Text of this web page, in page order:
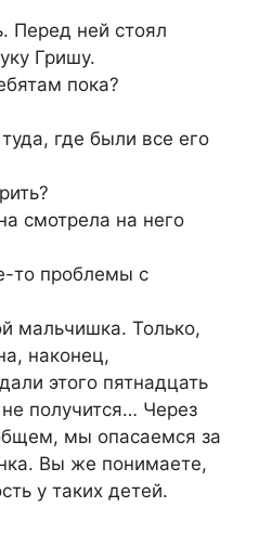
Перед ней стоял
Гришу.
пока?
где были все его
смотрела на него
то проблемы с
мальчишка. Только,
наконец,
этого пятнадцать
получится… Через
мы опасаемся за
Вы же понимаете,
у таких детей.